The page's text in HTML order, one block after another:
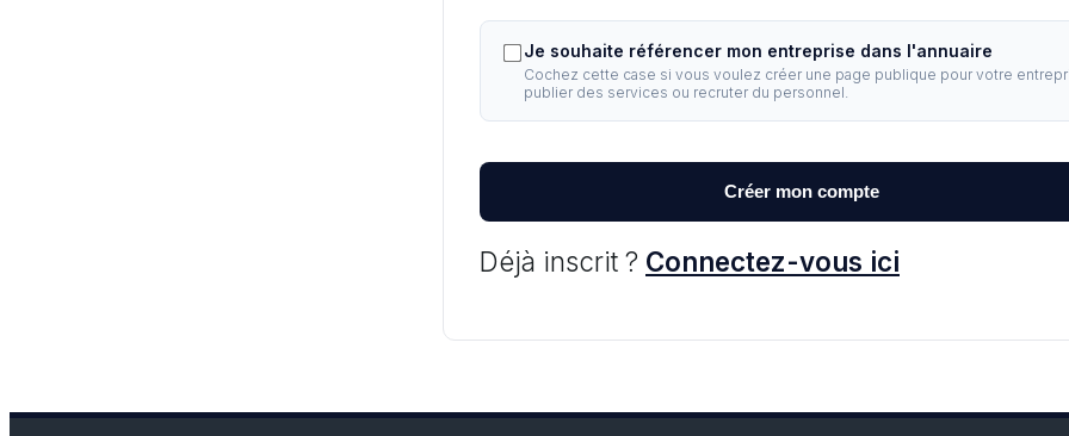
Je souhaite référencer mon entreprise dans l'annuaire
Cochez cette case si vous voulez créer une page publique pour votre
publier des services ou recruter du personnel.
Créer mon compte
Déjà inscrit ? Connectez-vous ici